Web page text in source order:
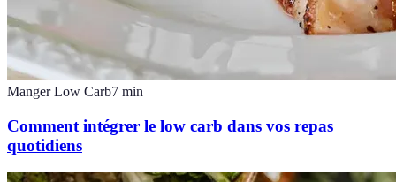
Manger Low Carb7 min
Comment intégrer le low carb dans vos repas
quotidiens